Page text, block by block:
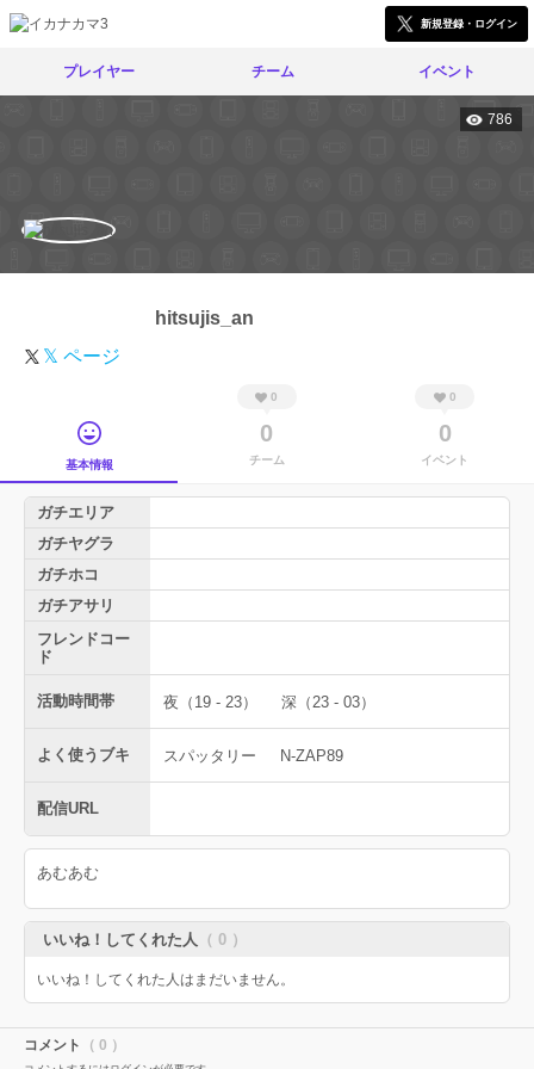
新規登録・ログイン
プレイヤー チーム イベント
786
hitsujis_an
𝕏 ページ
基本情報
0
0
チーム
0
0
イベント
ガチエリア
ガチヤグラ
ガチホコ
ガチアサリ
フレンドコー
ド
活動時間帯 夜（19 - 23） 深（23 - 03）
よく使うブキ スパッタリー N-ZAP89
配信URL
あむあむ
いいね！してくれた人 （ 0 ）
いいね！してくれた人はまだいません。
コメント （ 0 ）